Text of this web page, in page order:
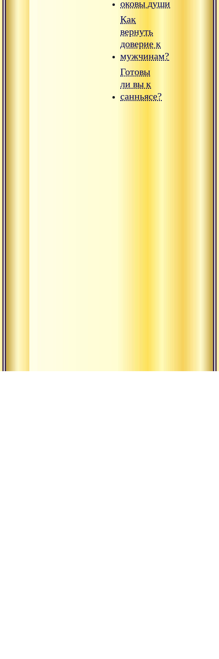
оковы души
Как
вернуть
доверие к
мужчинам?
Готовы
ли вы к
санньясе?